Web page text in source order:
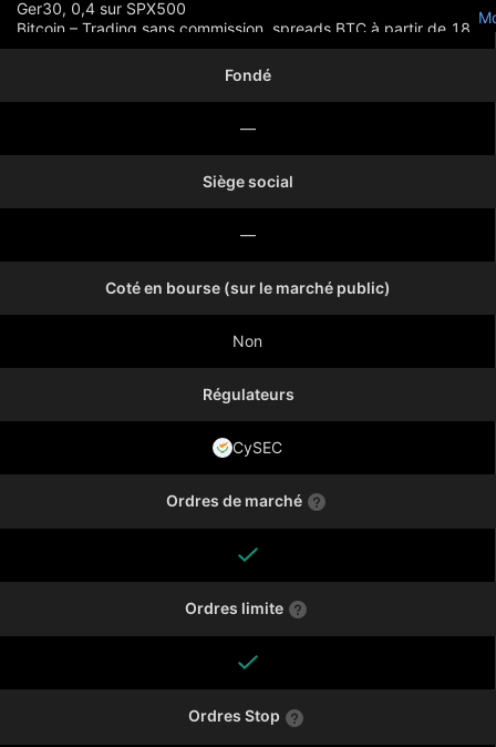
Ger30, 0,4 sur SPX500
Bitcoin – Trading sans commission, spreads BTC à partir de 18
Fondé
—
Siège social
—
Coté en bourse (sur le marché public)
Non
Régulateurs
CySEC
Ordres de marché
Ordres limite
Ordres Stop